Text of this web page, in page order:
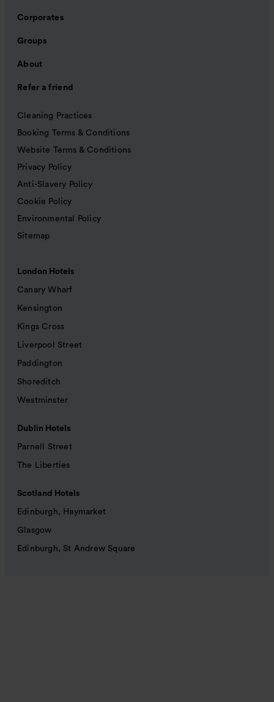
Corporates
Groups
About
Refer a friend
Cleaning Practices
Booking Terms & Conditions
Website Terms & Conditions
Privacy Policy
Anti-Slavery Policy
Cookie Policy
Environmental Policy
Sitemap
London Hotels
Canary Wharf
Kensington
Kings Cross
Liverpool Street
Paddington
Shoreditch
Westminster
Dublin Hotels
Parnell Street
The Liberties
Scotland Hotels
Edinburgh, Haymarket
Glasgow
Edinburgh, St Andrew Square